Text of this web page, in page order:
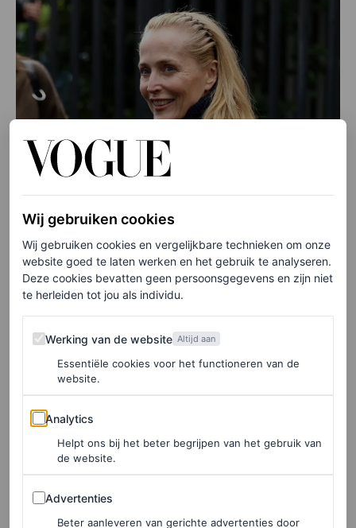
LEES OOK
Wij gebruiken cookies
Wij gebruiken cookies en vergelijkbare technieken om onze
website goed te laten werken en het gebruik te analyseren.
Deze cookies bevatten geen persoonsgegevens en zijn niet
te herleiden tot jou als individu.
Werking van de website
Werking van de website Altijd aan
Essentiële cookies voor het functioneren van de
website.
Analytics
Analytics
Helpt ons bij het beter begrijpen van het gebruik van
de website.
Advertenties
Advertenties
Beter aanleveren van gerichte advertenties door